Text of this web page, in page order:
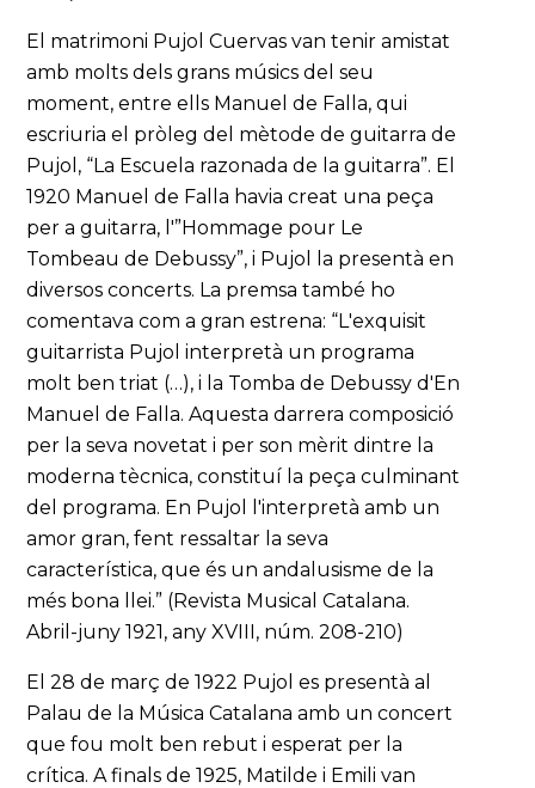
El matrimoni Pujol Cuervas van tenir amistat
amb molts dels grans músics del seu
moment, entre ells Manuel de Falla, qui
escriuria el pròleg del mètode de guitarra de
Pujol, “La Escuela razonada de la guitarra”. El
1920 Manuel de Falla havia creat una peça
per a guitarra, l'”Hommage pour Le
Tombeau de Debussy”, i Pujol la presentà en
diversos concerts. La premsa també ho
comentava com a gran estrena: “L'exquisit
guitarrista Pujol interpretà un programa
molt ben triat (…), i la Tomba de Debussy d'En
Manuel de Falla. Aquesta darrera composició
per la seva novetat i per son mèrit dintre la
moderna tècnica, constituí la peça culminant
del programa. En Pujol l'interpretà amb un
amor gran, fent ressaltar la seva
característica, que és un andalusisme de la
més bona llei.” (Revista Musical Catalana.
Abril-juny 1921, any XVIII, núm. 208-210)
El 28 de març de 1922 Pujol es presentà al
Palau de la Música Catalana amb un concert
que fou molt ben rebut i esperat per la
crítica. A finals de 1925, Matilde i Emili van